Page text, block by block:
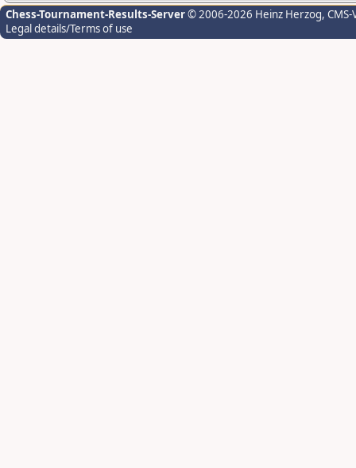
Chess-Tournament-Results-Server© 2006-2026 Heinz Herzog,
Legal details/Terms of use